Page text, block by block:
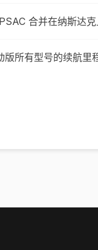
合并在纳斯达
所有型号的续航里